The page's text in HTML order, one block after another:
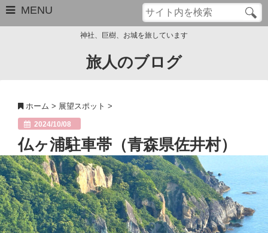
MENU
サイトマップ
管理人のプロフィール
Close
神社、巨樹、お城を旅しています
旅人のブログ
ホーム > 展望スポット >
2024/10/08
仏ヶ浦駐車帯（青森県佐井村）